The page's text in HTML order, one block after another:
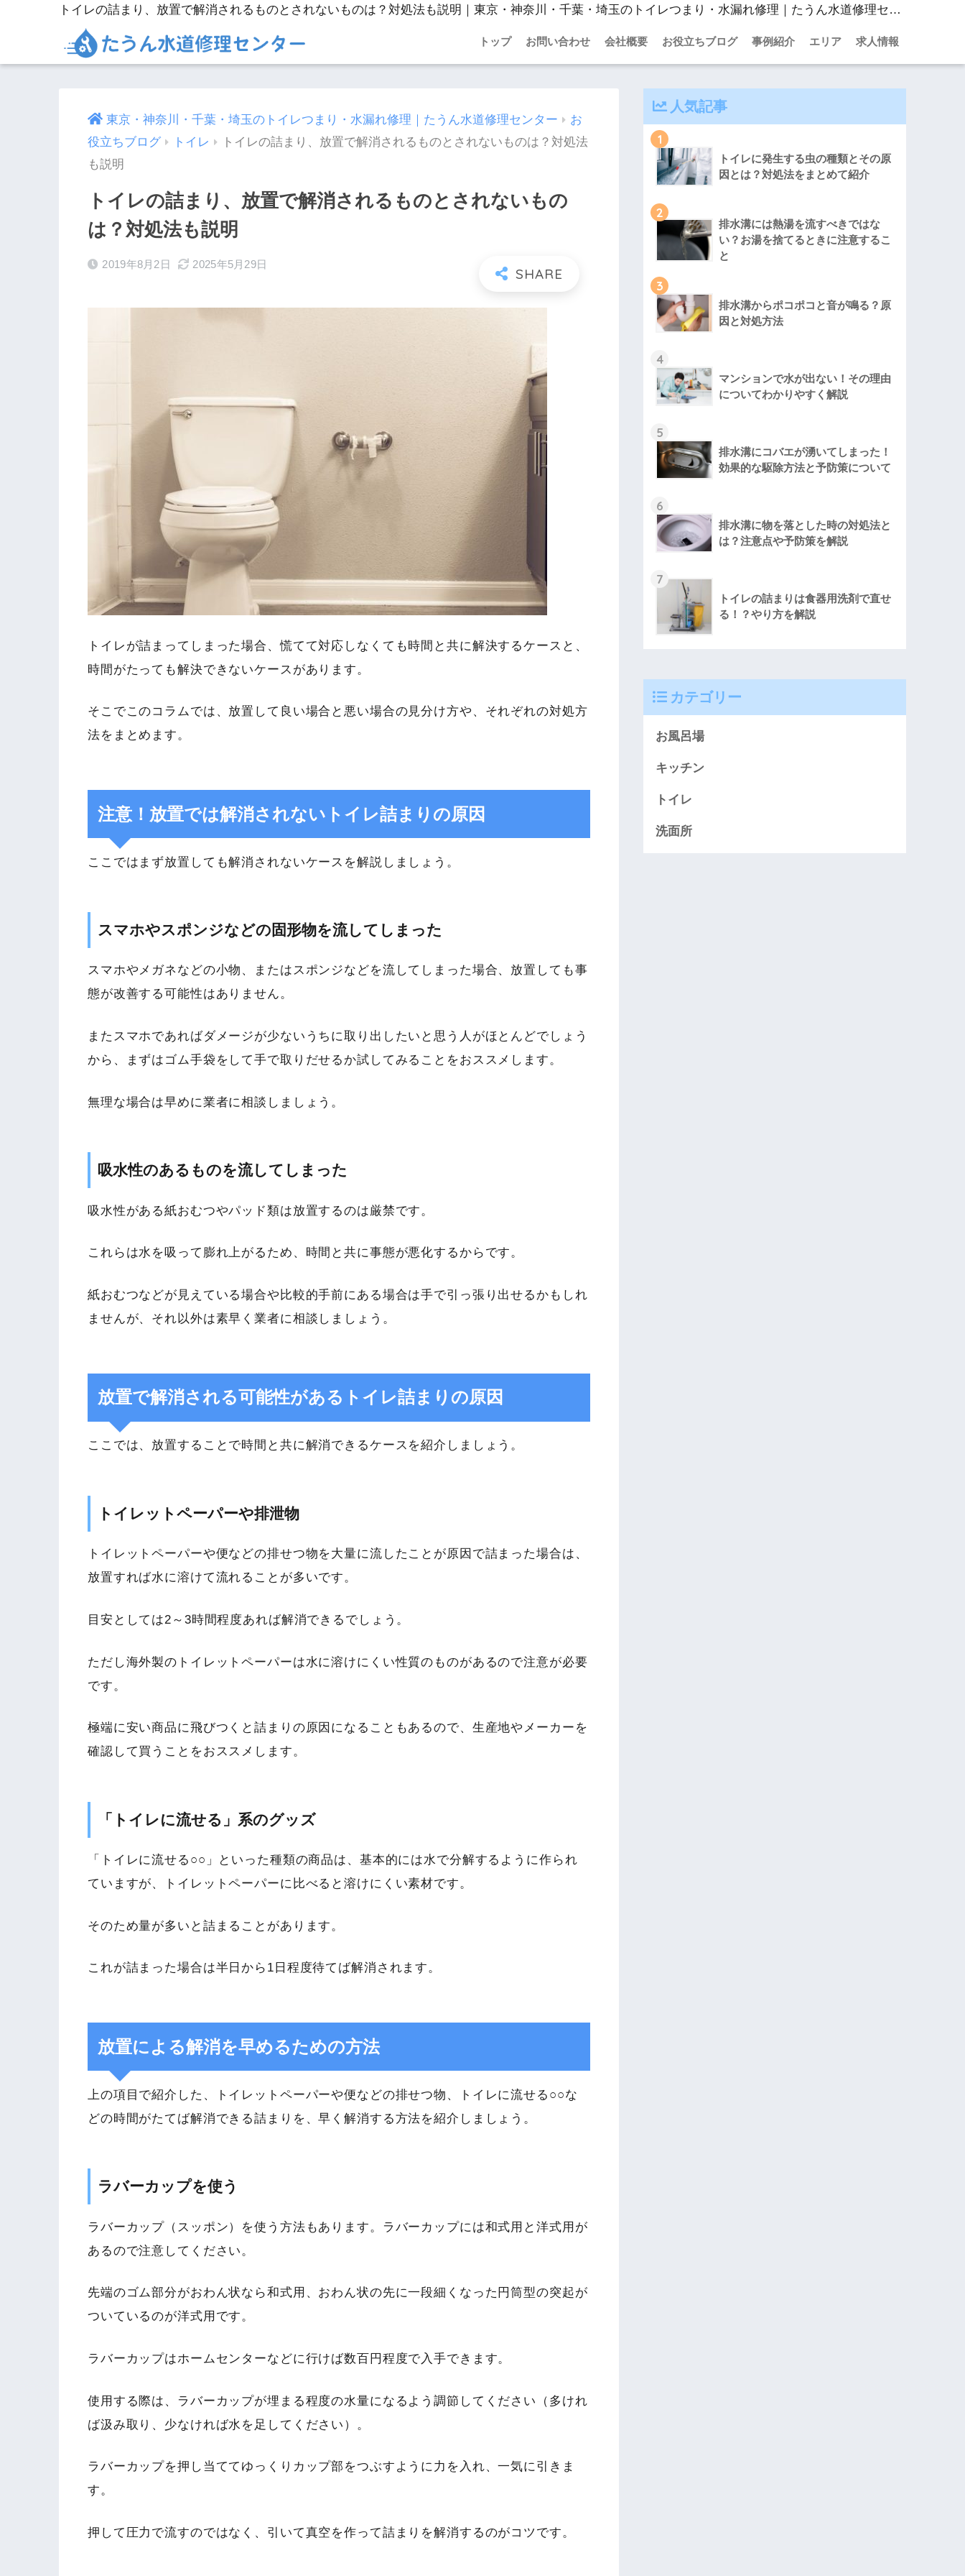
トイレの詰まり、放置で解消されるものとされないものは？対処法も説明｜東京・神奈川・千葉・埼玉のトイレつまり・水漏れ修理｜たうん水道修理センター
トップ お問い合わせ 会社概要 お役立ちブログ 事例紹介 エリア 求人情報
東京・神奈川・千葉・埼玉のトイレつまり・水漏れ修理｜たうん水道修理センター
お
役立ちブログ
トイレ
トイレの詰まり、放置で解消されるものとされないものは？対処法
も説明
トイレの詰まり、放置で解消されるものとされないもの
は？対処法も説明
2019年8月2日 2025年5月29日
トイレが詰まってしまった場合、慌てて対応しなくても時間と共に解決するケースと、
時間がたっても解決できないケースがあります。
そこでこのコラムでは、放置して良い場合と悪い場合の見分け方や、それぞれの対処方
法をまとめます。
注意！放置では解消されないトイレ詰まりの原因
ここではまず放置しても解消されないケースを解説しましょう。
スマホやスポンジなどの固形物を流してしまった
スマホやメガネなどの小物、またはスポンジなどを流してしまった場合、放置しても事
態が改善する可能性はありません。
またスマホであればダメージが少ないうちに取り出したいと思う人がほとんどでしょう
から、まずはゴム手袋をして手で取りだせるか試してみることをおススメします。
無理な場合は早めに業者に相談しましょう。
吸水性のあるものを流してしまった
吸水性がある紙おむつやパッド類は放置するのは厳禁です。
これらは水を吸って膨れ上がるため、時間と共に事態が悪化するからです。
紙おむつなどが見えている場合や比較的手前にある場合は手で引っ張り出せるかもしれ
ませんが、それ以外は素早く業者に相談しましょう。
放置で解消される可能性があるトイレ詰まりの原因
ここでは、放置することで時間と共に解消できるケースを紹介しましょう。
トイレットペーパーや排泄物
トイレットペーパーや便などの排せつ物を大量に流したことが原因で詰まった場合は、
放置すれば水に溶けて流れることが多いです。
目安としては2～3時間程度あれば解消できるでしょう。
ただし海外製のトイレットペーパーは水に溶けにくい性質のものがあるので注意が必要
です。
極端に安い商品に飛びつくと詰まりの原因になることもあるので、生産地やメーカーを
確認して買うことをおススメします。
「トイレに流せる」系のグッズ
「トイレに流せる○○」といった種類の商品は、基本的には水で分解するように作られ
ていますが、トイレットペーパーに比べると溶けにくい素材です。
そのため量が多いと詰まることがあります。
これが詰まった場合は半日から1日程度待てば解消されます。
放置による解消を早めるための方法
上の項目で紹介した、トイレットペーパーや便などの排せつ物、トイレに流せる○○な
どの時間がたてば解消できる詰まりを、早く解消する方法を紹介しましょう。
ラバーカップを使う
ラバーカップ（スッポン）を使う方法もあります。ラバーカップには和式用と洋式用が
あるので注意してください。
先端のゴム部分がおわん状なら和式用、おわん状の先に一段細くなった円筒型の突起が
ついているのが洋式用です。
ラバーカップはホームセンターなどに行けば数百円程度で入手できます。
使用する際は、ラバーカップが埋まる程度の水量になるよう調節してください（多けれ
ば汲み取り、少なければ水を足してください）。
ラバーカップを押し当ててゆっくりカップ部をつぶすように力を入れ、一気に引きま
す。
押して圧力で流すのではなく、引いて真空を作って詰まりを解消するのがコツです。
人気記事
1
トイレに発生する虫の種類とその原
因とは？対処法をまとめて紹介
2
排水溝には熱湯を流すべきではな
い？お湯を捨てるときに注意するこ
と
3
排水溝からポコポコと音が鳴る？原
因と対処方法
4
マンションで水が出ない！その理由
についてわかりやすく解説
5
排水溝にコバエが湧いてしまった！
効果的な駆除方法と予防策について
6
排水溝に物を落とした時の対処法と
は？注意点や予防策を解説
7
トイレの詰まりは食器用洗剤で直せ
る！？やり方を解説
カテゴリー
お風呂場
キッチン
トイレ
洗面所